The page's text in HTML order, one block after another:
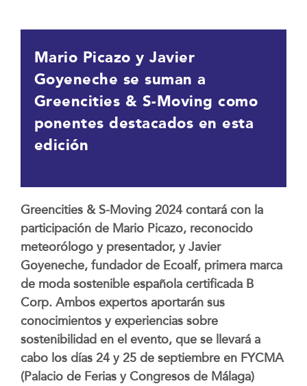
Mario Picazo y Javier
Goyeneche se suman a
Greencities & S-Moving como
ponentes destacados en esta
edición
Greencities & S-Moving 2024 contará con la
participación de Mario Picazo, reconocido
meteorólogo y presentador, y Javier
Goyeneche, fundador de Ecoalf, primera marca
de moda sostenible española certificada B
Corp. Ambos expertos aportarán sus
conocimientos y experiencias sobre
sostenibilidad en el evento, que se llevará a
cabo los días 24 y 25 de septiembre en FYCMA
(Palacio de Ferias y Congresos de Málaga)